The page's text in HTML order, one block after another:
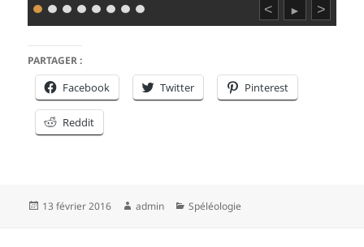
< ► >
PARTAGER :
Facebook Twitter Pinterest
Reddit
Publié
13 février 2016 Auteur
admin Catégories
Spéléologie